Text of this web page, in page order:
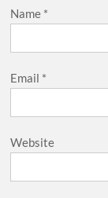
Name *
Email *
Website